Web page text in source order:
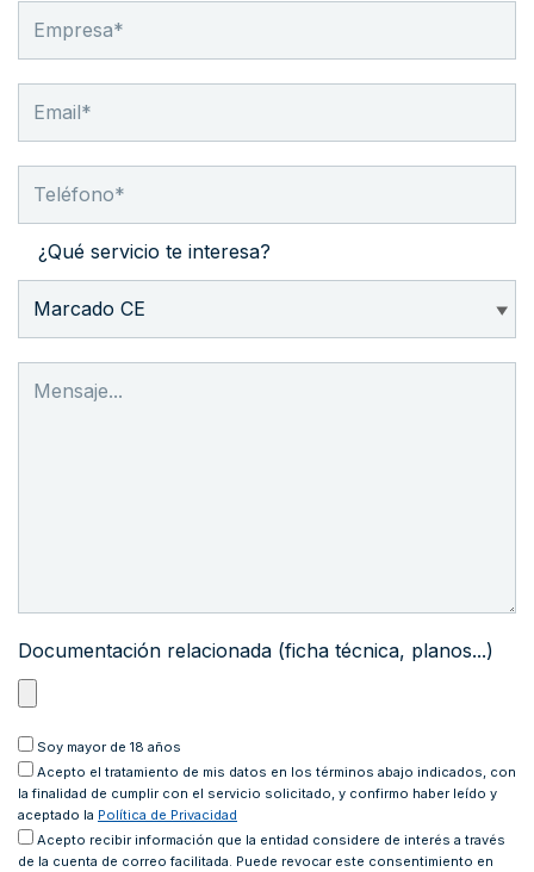
¿Qué servicio te interesa?
Documentación relacionada (ficha técnica, planos...)
Soy mayor de 18 años
Acepto el tratamiento de mis datos en los términos abajo indicados, con
la finalidad de cumplir con el servicio solicitado, y confirmo haber leído y
aceptado la Política de Privacidad
Acepto recibir información que la entidad considere de interés a través
de la cuenta de correo facilitada. Puede revocar este consentimiento en